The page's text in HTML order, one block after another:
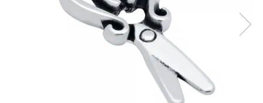
semipretioase
Bijuterii argint placat cu aur
Bijuterii de Lux